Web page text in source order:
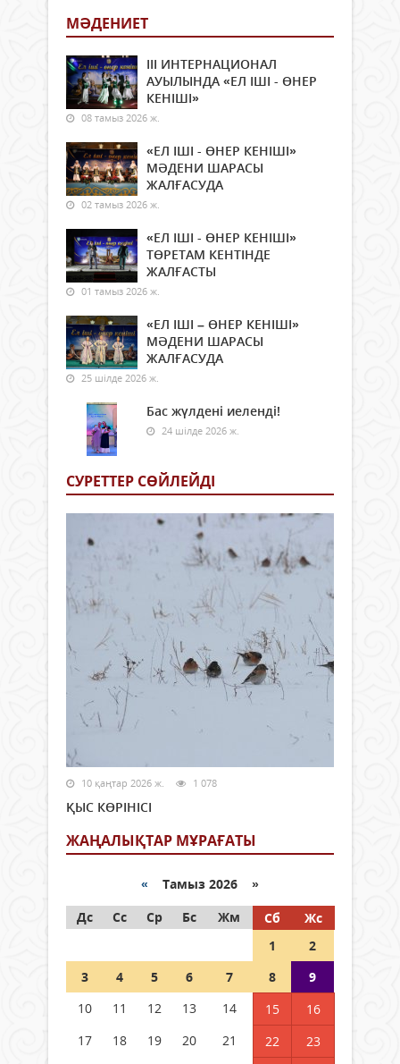
МӘДЕНИЕТ
ІІІ ИНТЕРНАЦИОНАЛ
АУЫЛЫНДА «ЕЛ ІШІ - ӨНЕР
КЕНІШІ»
08 тамыз 2026 ж.
«ЕЛ ІШІ - ӨНЕР КЕНІШІ»
МӘДЕНИ ШАРАСЫ
ЖАЛҒАСУДА
02 тамыз 2026 ж.
«ЕЛ ІШІ - ӨНЕР КЕНІШІ»
ТӨРЕТАМ КЕНТІНДЕ
ЖАЛҒАСТЫ
01 тамыз 2026 ж.
«ЕЛ ІШІ – ӨНЕР КЕНІШІ»
МӘДЕНИ ШАРАСЫ
ЖАЛҒАСУДА
25 шілде 2026 ж.
Бас жүлдені иеленді!
24 шілде 2026 ж.
СУРЕТТЕР СӨЙЛЕЙДI
10 қаңтар 2026 ж. 1 078
ҚЫС КӨРІНІСІ
ЖАҢАЛЫҚТАР МҰРАҒАТЫ
« Тамыз 2026 »
Дс
Сс Ср Бс Жм Сб
Жс
1
2
3
4 5 6 7 8
9
10
11 12 13 14 15
16
17
18 19 20 21 22 23